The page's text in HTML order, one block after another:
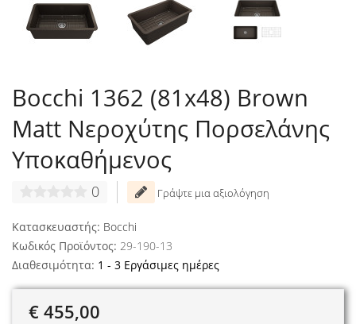
Bocchi 1362 (81x48) Brown
Matt Νεροχύτης Πορσελάνης
Υποκαθήμενος
0 Γράψτε μια αξιολόγηση
Κατασκευαστής: Bocchi
Κωδικός Προϊόντος: 29-190-13
Διαθεσιμότητα: 1 - 3 Εργάσιμες ημέρες
€ 455,00